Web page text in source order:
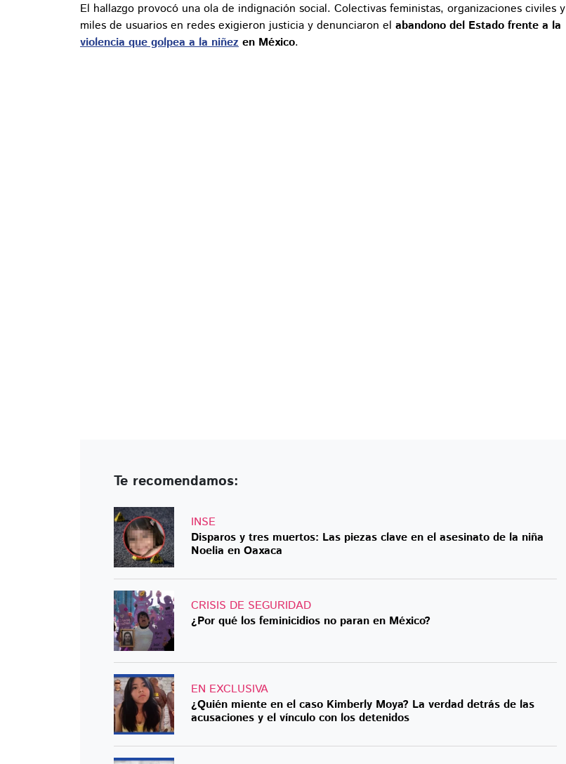
El hallazgo provocó una ola de indignación social. Colectivas feministas, organizaciones civiles y
miles de usuarios en redes exigieron justicia y denunciaron el abandono del Estado frente a la
violencia que golpea a la niñez en México.
Te recomendamos:
INSE
Disparos y tres muertos: Las piezas clave en el asesinato de la niña
Noelia en Oaxaca
CRISIS DE SEGURIDAD
¿Por qué los feminicidios no paran en México?
EN EXCLUSIVA
¿Quién miente en el caso Kimberly Moya? La verdad detrás de las
acusaciones y el vínculo con los detenidos